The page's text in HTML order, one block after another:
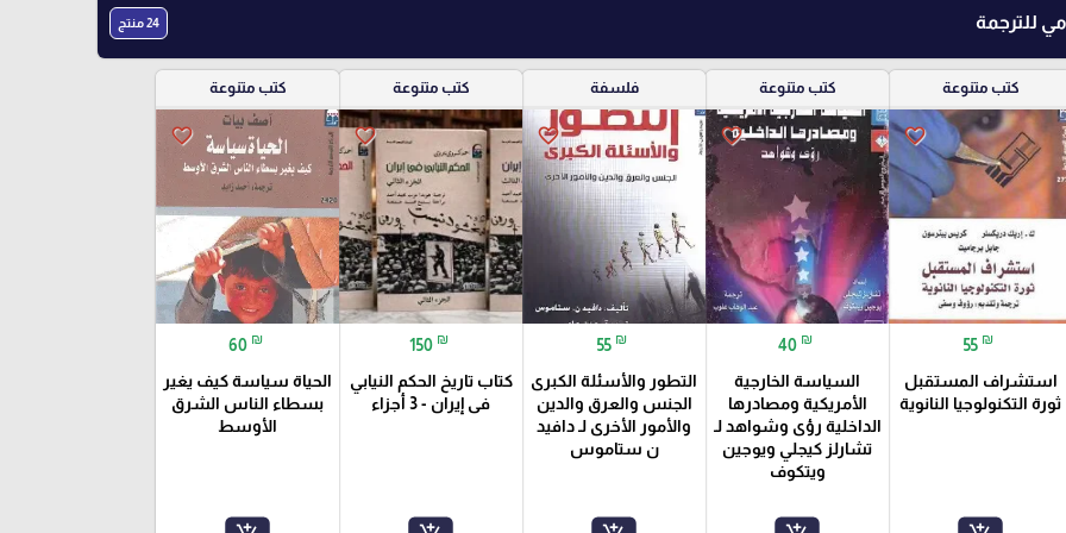
للترجمة 24 منتج
كتب متنوعة
favorite_border
55 ₪
استشراف المستقبل
ثورة التكنولوجيا النانوية
كتب متنوعة
favorite_border
40 ₪
السياسة الخارجية
الأمريكية ومصادرها
الداخلية رؤى وشواهد لـ
تشارلز كيجلي ويوجين
ويتكوف
فلسفة
favorite_border
55 ₪
التطور والأسئلة الكبرى
الجنس والعرق والدين
والأمور الأخرى لـ دافيد
ن ستاموس
كتب متنوعة
favorite_border
150 ₪
كتاب تاريخ الحكم النيابي
فى إيران - 3 أجزاء
كتب متنوعة
favorite_border
60 ₪
الحياة سياسة كيف يغير
بسطاء الناس الشرق
الأوسط